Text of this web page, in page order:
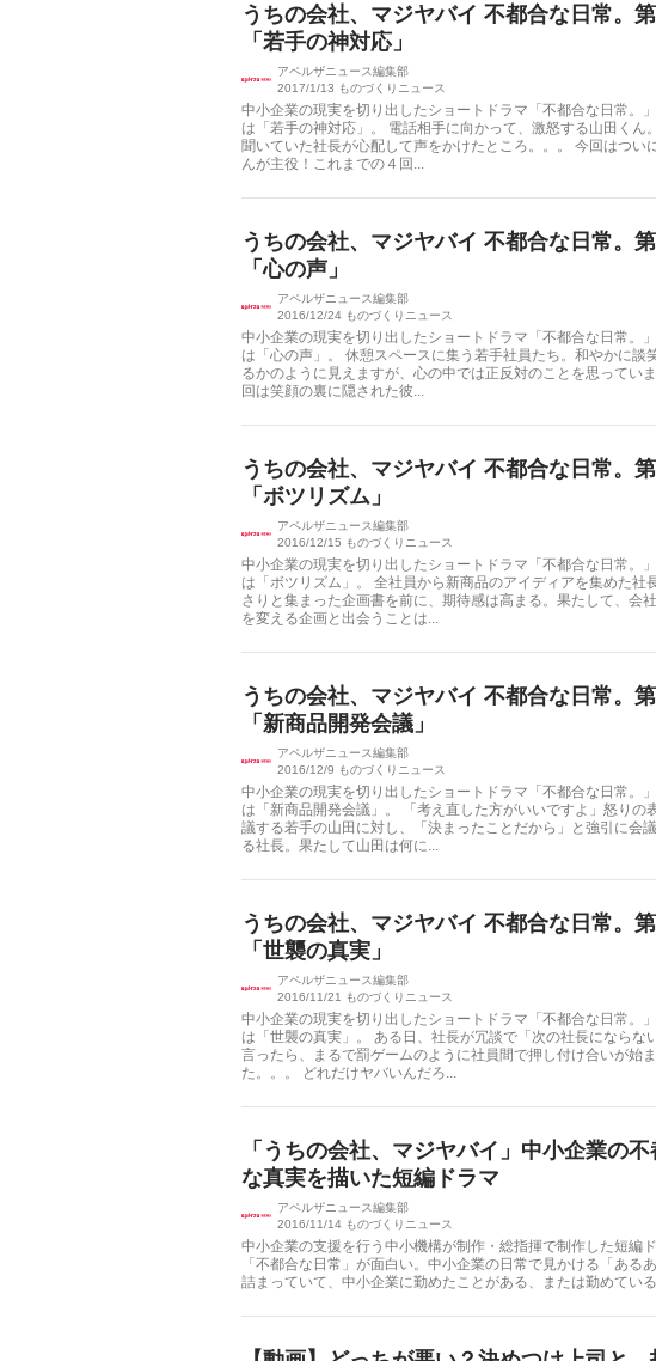
うちの会社、マジヤバイ 不都合な日常。
「若手の神対応」
アペルザニュース編集部
2017/1/13 ものづくりニュース
中小企業の現実を切り出したショートドラマ「不都合な日常。
は「若手の神対応」。 電話相手に向かって、激怒する山田くん
聞いていた社長が心配して声をかけたところ。。。 今回はつい
んが主役！これまでの４回...
うちの会社、マジヤバイ 不都合な日常。
「心の声」
アペルザニュース編集部
2016/12/24 ものづくりニュース
中小企業の現実を切り出したショートドラマ「不都合な日常。
は「心の声」。 休憩スペースに集う若手社員たち。和やかに談
るかのように見えますが、心の中では正反対のことを思ってい
回は笑顔の裏に隠された彼...
うちの会社、マジヤバイ 不都合な日常。
「ボツリズム」
アペルザニュース編集部
2016/12/15 ものづくりニュース
中小企業の現実を切り出したショートドラマ「不都合な日常。
は「ボツリズム」。 全社員から新商品のアイディアを集めた社
さりと集まった企画書を前に、期待感は高まる。果たして、会
を変える企画と出会うことは...
うちの会社、マジヤバイ 不都合な日常。
「新商品開発会議」
アペルザニュース編集部
2016/12/9 ものづくりニュース
中小企業の現実を切り出したショートドラマ「不都合な日常。
は「新商品開発会議」。 「考え直した方がいいですよ」怒りの
議する若手の山田に対し、「決まったことだから」と強引に会
る社長。果たして山田は何に...
うちの会社、マジヤバイ 不都合な日常。
「世襲の真実」
アペルザニュース編集部
2016/11/21
ものづくりニュース
中小企業の現実を切り出したショートドラマ「不都合な日常。
は「世襲の真実」。 ある日、社長が冗談で「次の社長にならな
言ったら、まるで罰ゲームのように社員間で押し付け合いが始
た。。。 どれだけヤバいんだろ...
「うちの会社、マジヤバイ」中小企業の不
な真実を描いた短編ドラマ
アペルザニュース編集部
2016/11/14 ものづくりニュース
中小企業の支援を行う中小機構が制作・総指揮で制作した短編
「不都合な日常」が面白い。中小企業の日常で見かける「ある
詰まっていて、中小企業に勤めたことがある、または勤めてい